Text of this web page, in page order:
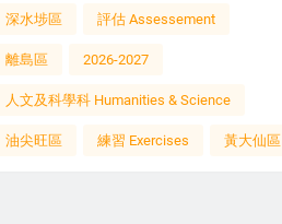
深水埗區 評估 Assessement
離島區 2026-2027
人文及科學科 Humanities & Science
油尖旺區 練習 Exercises 黃大仙區